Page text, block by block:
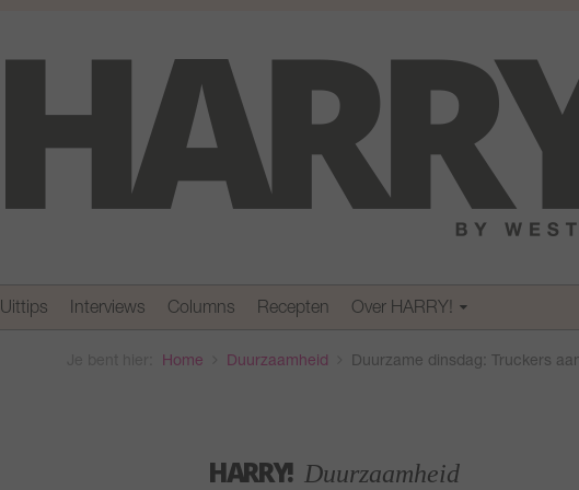
Uittips Interviews Columns Recepten Over HARRY!
Home Duurzaamheid Duurzame dinsdag: Truckers
HARRY! Duurzaamheid